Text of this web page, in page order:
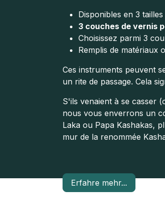
Disponibles en 3 tailles
3 couches de vernis
Choisissez parmi 3
Remplis de matériaux
Ces instruments peuvent
un rite de passage. Cela
S'ils venaient à se casser
nous vous enverrons un
Laka ou Papa Kashakas,
mur de la renommée
Erfahre mehr...